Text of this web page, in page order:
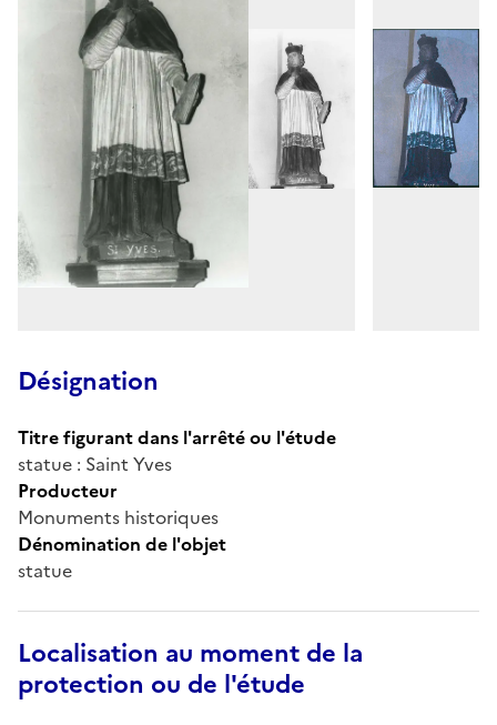
Désignation
Titre figurant dans l'arrêté ou l'étude
statue : Saint Yves
Producteur
Monuments historiques
Dénomination de l'objet
statue
Localisation au moment de la
protection ou de l'étude